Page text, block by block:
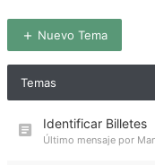
Nuevo Tema
Temas
Identificar Billetes
Último mensaje por